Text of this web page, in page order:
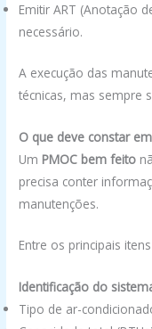
Emitir ART (Anotação
necessário.
A execução das
técnicas, mas sempre
O que deve constar
Um PMOC bem feito
precisa conter
manutenções.
Entre os principais
Identificação do
Tipo de ar-